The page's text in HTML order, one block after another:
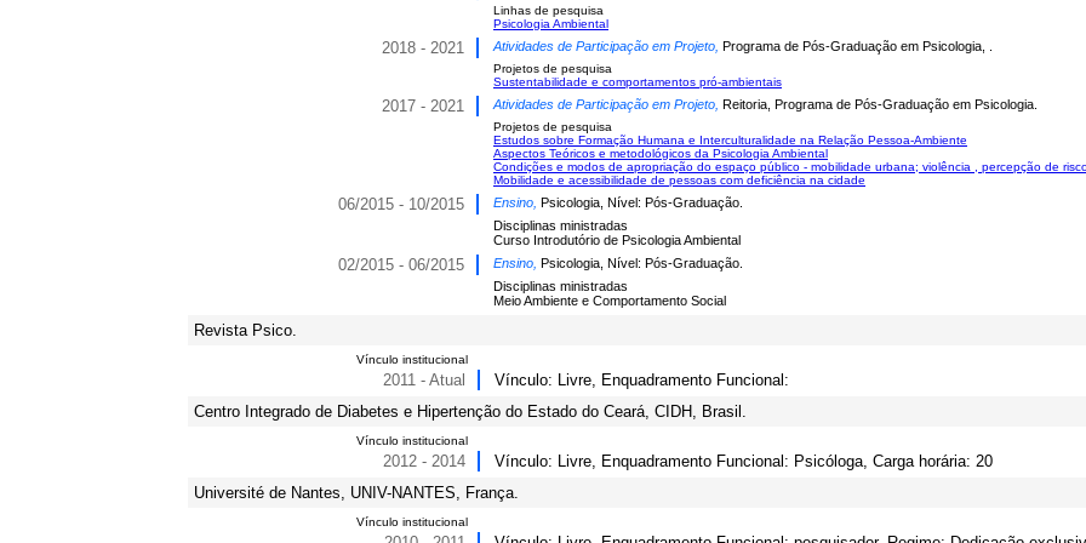
Linhas de pesquisa
Psicologia Ambiental
2018 - 2021 Atividades de Participação em Projeto, Programa de Pós-Graduação em Psicologia, .
Projetos de pesquisa
Sustentabilidade e comportamentos pró-ambientais
2017 - 2021 Atividades de Participação em Projeto, Reitoria, Programa de Pós-Graduação em Psicologia.
Projetos de pesquisa
Estudos sobre Formação Humana e Interculturalidade na Relação Pessoa-Ambiente
Aspectos Teóricos e metodológicos da Psicologia Ambiental
Condições e modos de apropriação do espaço público - mobilidade urbana; violência , percepção de
Mobilidade e acessibilidade de pessoas com deficiência na cidade
06/2015 - 10/2015 Ensino, Psicologia, Nível: Pós-Graduação.
Disciplinas ministradas
Curso Introdutório de Psicologia Ambiental
02/2015 - 06/2015 Ensino, Psicologia, Nível: Pós-Graduação.
Disciplinas ministradas
Meio Ambiente e Comportamento Social
Revista Psico.
Vínculo institucional
2011 - Atual
Vínculo: Livre, Enquadramento Funcional:
Centro Integrado de Diabetes e Hipertenção do Estado do Ceará, CIDH, Brasil.
Vínculo institucional
2012 - 2014
Vínculo: Livre, Enquadramento Funcional: Psicóloga, Carga horária: 20
Université de Nantes, UNIV-NANTES, França.
Vínculo institucional